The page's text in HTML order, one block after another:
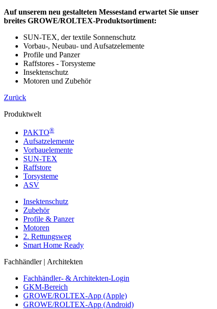
Auf unserem neu gestalteten Messestand erwartet Sie unser
breites GROWE/ROLTEX-Produktsortiment:
SUN-TEX, der textile Sonnenschutz
Vorbau-, Neubau- und Aufsatzelemente
Profile und Panzer
Raffstores - Torsysteme
Insektenschutz
Motoren und Zubehör
Zurück
Produktwelt
PAKTO®
Aufsatzelemente
Vorbauelemente
SUN-TEX
Raffstore
Torsysteme
ASV
Insektenschutz
Zubehör
Profile & Panzer
Motoren
2. Rettungsweg
Smart Home Ready
Fachhändler | Architekten
Fachhändler- & Architekten-Login
GKM-Bereich
GROWE/ROLTEX-App (Apple)
GROWE/ROLTEX-App (Android)